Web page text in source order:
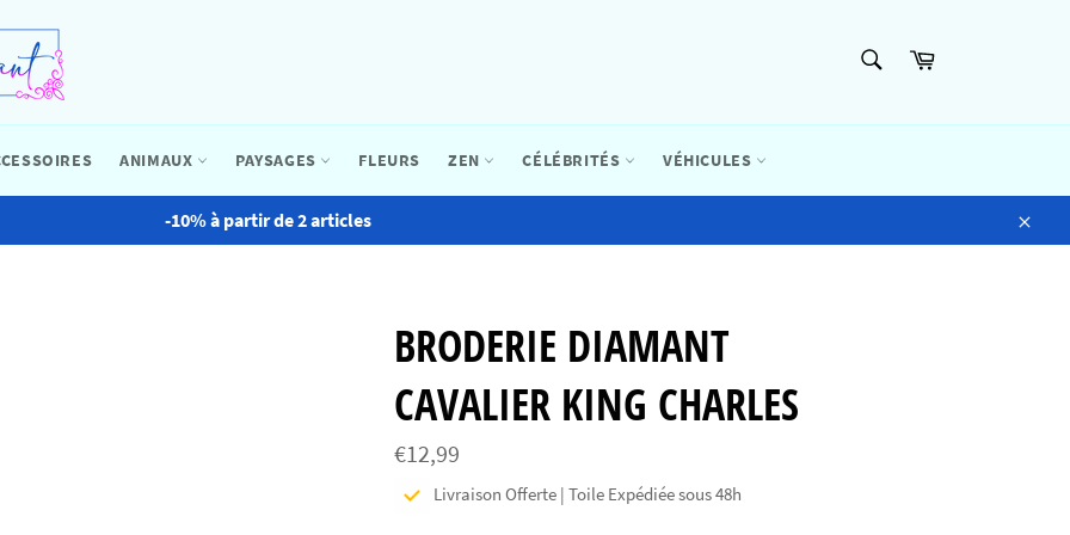
Panier
ANIMAUX PAYSAGES FLEURS ZEN CÉLÉBRITÉS VÉHICULES
-10% à partir de 2 articles
Close
BRODERIE DIAMANT
CAVALIER KING CHARLES
Prix
régulier
€12,99
Livraison Offerte | Toile Expédiée sous 48h